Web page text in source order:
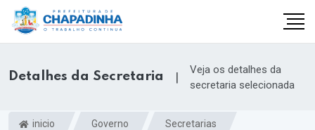
Detalhes da Secretaria |
Veja os detalhes da
secretaria selecionada
inicio Governo Secretarias